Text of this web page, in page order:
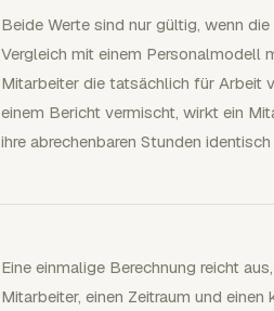
Beide Werte sind nur gültig, wenn
Vergleich mit einem
Mitarbeiter die tatsächlich für Arbeit
einem Bericht vermischt, wirkt ein
ihre abrechenbaren Stunden identisch
Eine einmalige Berechnung reicht
Mitarbeiter, einen Zeitraum und